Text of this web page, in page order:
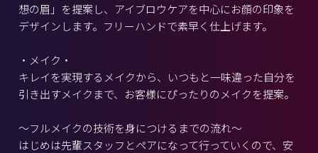
想の眉」を提案し、アイブロウケアを中心にお顔の印象を
デザインします。フリーハンドで素早く仕上げます。
・メイク・
キレイを実現するメイクから、いつもと一味違った自分を
引き出すメイクまで、お客様にぴったりのメイクを提案。
～フルメイクの技術を身につけるまでの流れ～
はじめは先輩スタッフとペアになって行っていくので、安